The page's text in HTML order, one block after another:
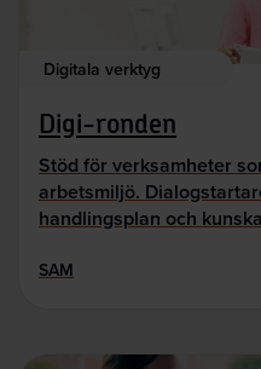
Digitala verktyg
Digi-ronden
Stöd för verksamheter
arbetsmiljö.
handlingsplan och
SAM